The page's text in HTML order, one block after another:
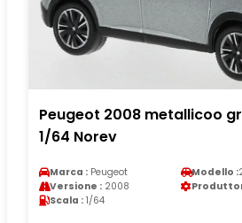
Peugeot 2008 metallicoo
1/64 Norev
Marca : Peugeot Modello :
Versione : 2008
Scala : 1/64